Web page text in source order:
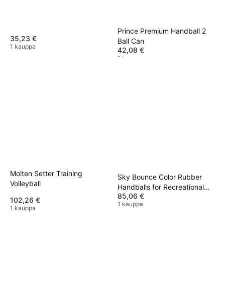
35,23 €
1 kauppa
Prince Premium Handball 2
Ball Can
42,08 €
1 kauppa
Molten Setter Training
Volleyball
102,26 €
1 kauppa
Sky Bounce Color Rubber
Handballs for Recreational
Handball, Stickball,
Racquetball, Catch, Fetch,
85,06 €
1 kauppa